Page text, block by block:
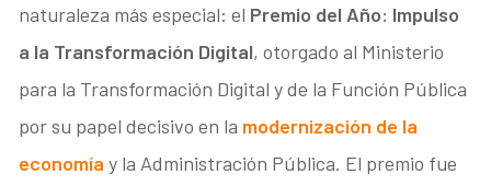
naturaleza más especial: el Premio del Año: Impulso
a la Transformación Digital, otorgado al Ministerio
para la Transformación Digital y de la Función Pública
por su papel decisivo en la modernización de la
economía y la Administración Pública. El premio fue